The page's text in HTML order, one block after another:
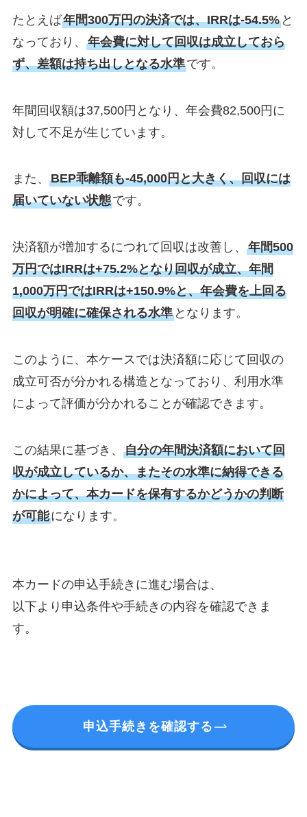
たとえば年間300万円の決済では、IRRは-54.5%と
なっており、 年会費に対して回収は成立しておら
ず、差額は持ち出しとなる水準です。
年間回収額は37,500円となり、年会費82,500円に
対して不足が生じています。
また、 BEP乖離額も-45,000円と大きく、回収には
届いていない状態です。
決済額が増加するにつれて回収は改善し、 年間500
万円ではIRRは+75.2%となり回収が成立、年間
1,000万円ではIRRは+150.9%と、年会費を上回る
回収が明確に確保される水準となります。
このように、本ケースでは決済額に応じて回収の
成立可否が分かれる構造となっており、利用水準
によって評価が分かれることが確認できます。
この結果に基づき、 自分の年間決済額において回
収が成立しているか、またその水準に納得できる
かによって、本カードを保有するかどうかの判断
が可能になります。
本カードの申込手続きに進む場合は、
以下より申込条件や手続きの内容を確認できま
す。
申込手続きを確認する